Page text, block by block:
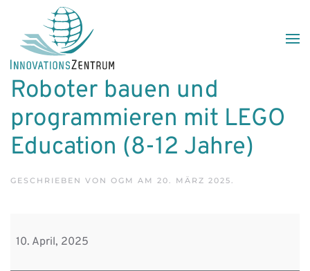
Skip to main content
Roboter bauen und
programmieren mit LEGO
Education (8-12 Jahre)
GESCHRIEBEN VON OGM AM 20. MÄRZ 2025.
bauen
10. April, 2025